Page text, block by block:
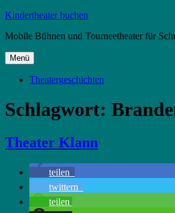
Zum
springen
Kindertheater buchen
Mobile Bühnen und Tourneetheater für
Menü
Theatergeschichten
Schlagwort:
Theater Klann
teilen
twittern
teilen